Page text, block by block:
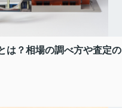
は？相場の調べ方や査定の